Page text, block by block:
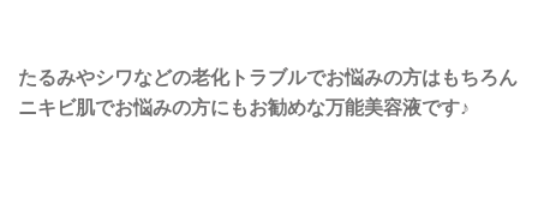
たるみやシワなどの老化トラブルでお悩みの方はもちろん
ニキビ肌でお悩みの方にもお勧めな万能美容液です♪